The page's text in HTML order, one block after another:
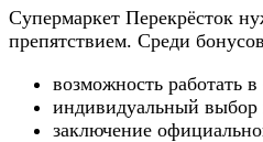
Супермаркет Перекрёсток
препятствием. Среди
возможность работать
индивидуальный выбор
заключение